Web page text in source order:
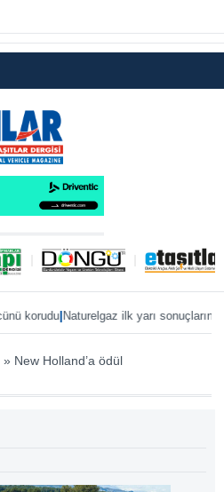
korudu|Naturelgaz ilk yarı sonuçlarını
» New Holland’a ödül